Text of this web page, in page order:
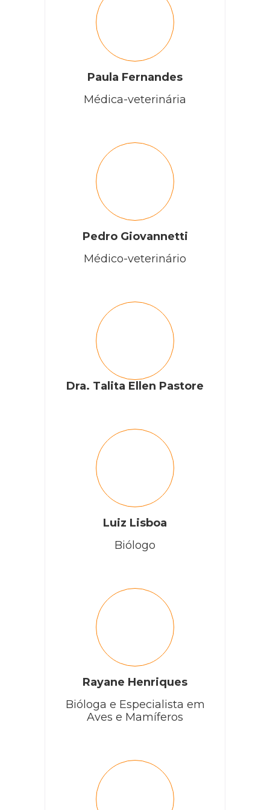
Paula Fernandes
Médica-veterinária
Pedro Giovannetti
Médico-veterinário
Dra. Talita Ellen Pastore
Luiz Lisboa
Biólogo
Rayane Henriques
Bióloga e Especialista em
Aves e Mamíferos